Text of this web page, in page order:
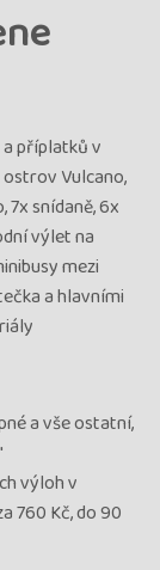
příplatků v
Vulcano,
snídaně, 6x
výlet na
mezi
a hlavními
a vše ostatní,
výloh v
760 Kč, do 90